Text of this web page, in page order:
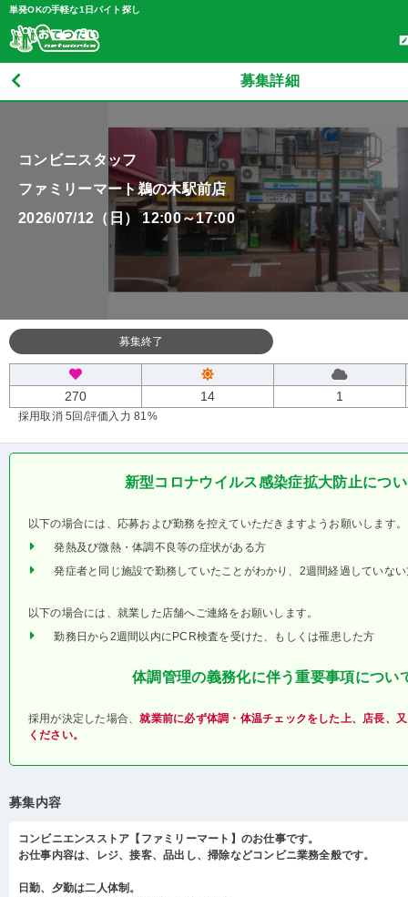
単発OKの手軽な1日バイト探し
募集詳細
コンビニスタッフ
ファミリーマート鵜の木駅前店
2026/07/12（日） 12:00～17:00
募集終了
270 14 1
採用取消 5回 /評価入力 81%
新型コロナウイルス感染症拡大防止につ
以下の場合には、応募および勤務を控えていただきますようお願いします。
発熱及び微熱・体調不良等の症状がある方
発症者と同じ施設で勤務していたことがわかり、2週間経過していな
以下の場合には、就業した店舗へご連絡をお願いします。
勤務日から2週間以内にPCR検査を受けた、もしくは罹患した方
体調管理の義務化に伴う重要事項につい
採用が決定した場合、就業前に必ず体調・体温チェックをした上、店長、
ください。
募集内容
コンビニエンスストア【ファミリーマート】のお仕事です。
お仕事内容は、レジ、接客、品出し、掃除などコンビニ業務全般です。
日勤、夕勤は二人体制。